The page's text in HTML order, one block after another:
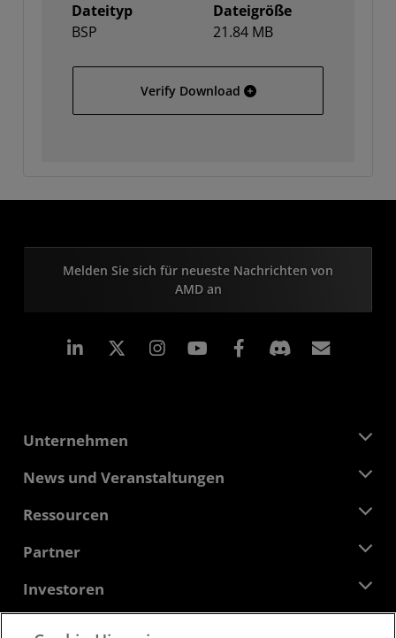
Dateityp
BSP
Dateigröße
21.84 MB
Verify Download PetaLinux 2013.10
Melden Sie sich für neueste Nachrichten von
AMD an
LinkedIn Instagram Facebook
Unternehmen
Über AMD
Verantwortung
Kontakt
News und Veranstaltungen
Pressebereich
Mediathek
Ressourcen
Developer Central
Fallstudien
Online-Seminare
Partner
AMD Partner Hub
Autorisierte Händler
AMD Hochschulprogramm
Investoren